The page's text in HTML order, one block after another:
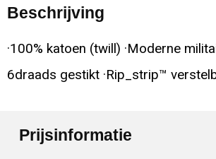
Beschrijving
·100% katoen (twill) ·Moderne
6draads gestikt ·Rip_strip™
Prijsinformatie